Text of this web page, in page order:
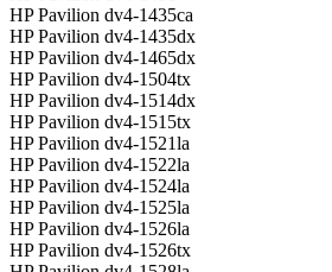
HP Pavilion dv4-1435ca
HP Pavilion dv4-1435dx
HP Pavilion dv4-1465dx
HP Pavilion dv4-1504tx
HP Pavilion dv4-1514dx
HP Pavilion dv4-1515tx
HP Pavilion dv4-1521la
HP Pavilion dv4-1522la
HP Pavilion dv4-1524la
HP Pavilion dv4-1525la
HP Pavilion dv4-1526la
HP Pavilion dv4-1526tx